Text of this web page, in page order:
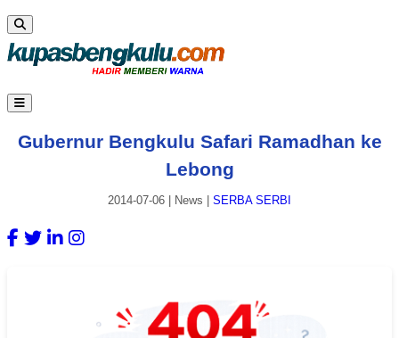
Gubernur Bengkulu Safari Ramadhan ke
Lebong
2014-07-06 News SERBA SERBI